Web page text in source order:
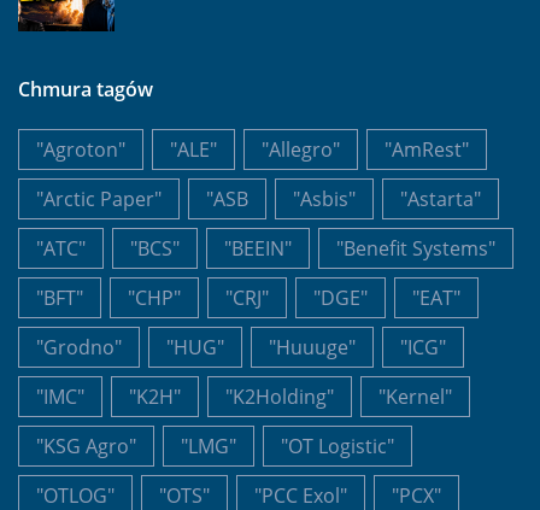
Chmura tagów
"Agroton" "ALE" "Allegro"
"AmRest"
"Arctic Paper"
"ASB "Asbis"
"Astarta"
"ATC"
"BCS" "BEEIN"
"Benefit Systems"
"BFT"
"CHP" "CRJ" "DGE"
"EAT"
"Grodno"
"HUG" "Huuuge"
"ICG"
"IMC"
"K2H" "K2Holding"
"Kernel"
"KSG Agro"
"LMG"
"OT Logistic"
"OTLOG"
"OTS" "PCC Exol"
"PCX"